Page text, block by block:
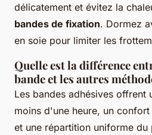
délicatement et évitez la
bandes de fixation. Dormez
en soie pour limiter les
Quelle est la différence
bande et les autres
Les bandes adhésives offrent
moins d'une heure, un
et une répartition uniforme